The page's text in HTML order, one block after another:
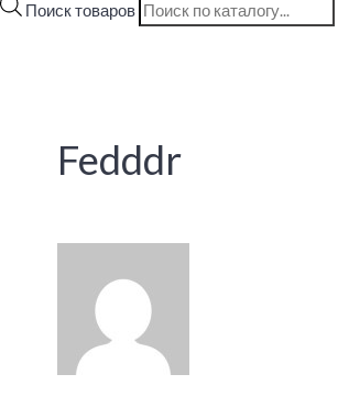
Поиск товаров
Fedddr